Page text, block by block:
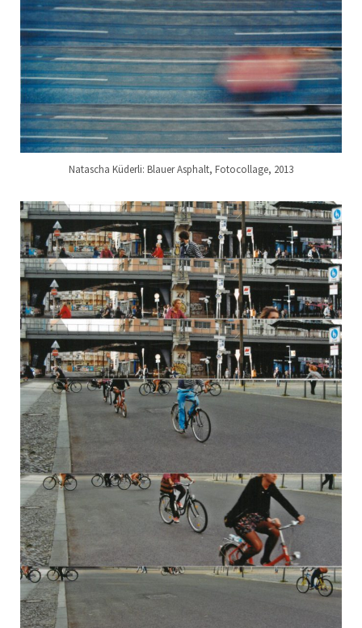
Natascha Küderli: Blauer Asphalt, Fotocollage, 2013